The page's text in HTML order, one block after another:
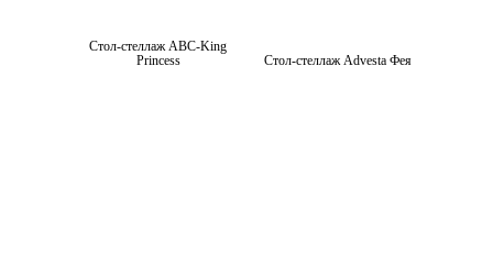
Стол-стеллаж ABC-King
Princess
Стол-стеллаж Advesta Фея